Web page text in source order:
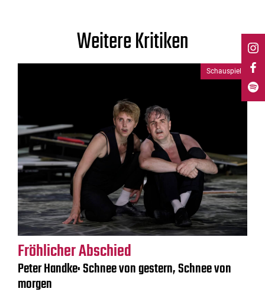
Weitere Kritiken
Schauspiel
Fröhlicher Abschied
Peter Handke: Schnee von gestern, Schnee von
morgen